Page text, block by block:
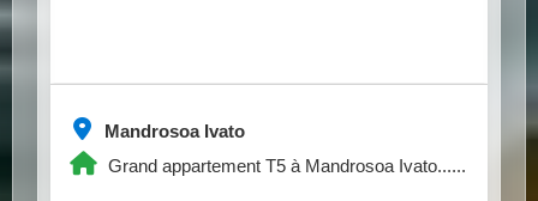
Mandrosoa Ivato
Grand appartement T5 à Mandrosoa Ivato......